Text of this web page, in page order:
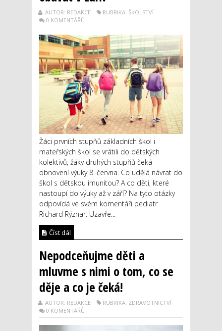
AUTOR: REDAKCE
RUBRIKA: ŠKOLSTVÍ
0 KOMENTÁŘŮ
Žáci prvních stupňů základních škol i
mateřských škol se vrátili do dětských
kolektivů, žáky druhých stupňů čeká
obnovení výuky 8. června. Co udělá návrat do
škol s dětskou imunitou? A co děti, které
nastoupí do výuky až v září? Na tyto otázky
odpovídá ve svém komentáři pediatr
Richard Rýznar. Uzavře...
Číst dál
Nepodceňujme děti a
mluvme s nimi o tom, co se
děje a co je čeká!
AUTOR: REDAKCE
RUBRIKA: ZDRAVOTNICTVÍ
0 KOMENTÁŘŮ